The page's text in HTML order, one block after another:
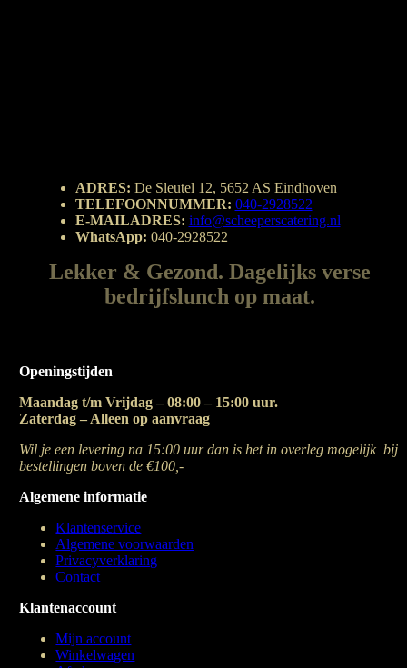
ADRES: De Sleutel 12, 5652 AS Eindhoven
TELEFOONNUMMER: 040-2928522
E-MAILADRES: info@scheeperscatering.nl
WhatsApp: 040-2928522
Lekker & Gezond. Dagelijks verse
bedrijfslunch op maat.
Openingstijden
Maandag t/m Vrijdag – 08:00 – 15:00 uur.
Zaterdag – Alleen op aanvraag
Wil je een levering na 15:00 uur dan is het in overleg mogelijk bij
bestellingen boven de €100,-
Algemene informatie
Klantenservice
Algemene voorwaarden
Privacyverklaring
Contact
Klantenaccount
Mijn account
Winkelwagen